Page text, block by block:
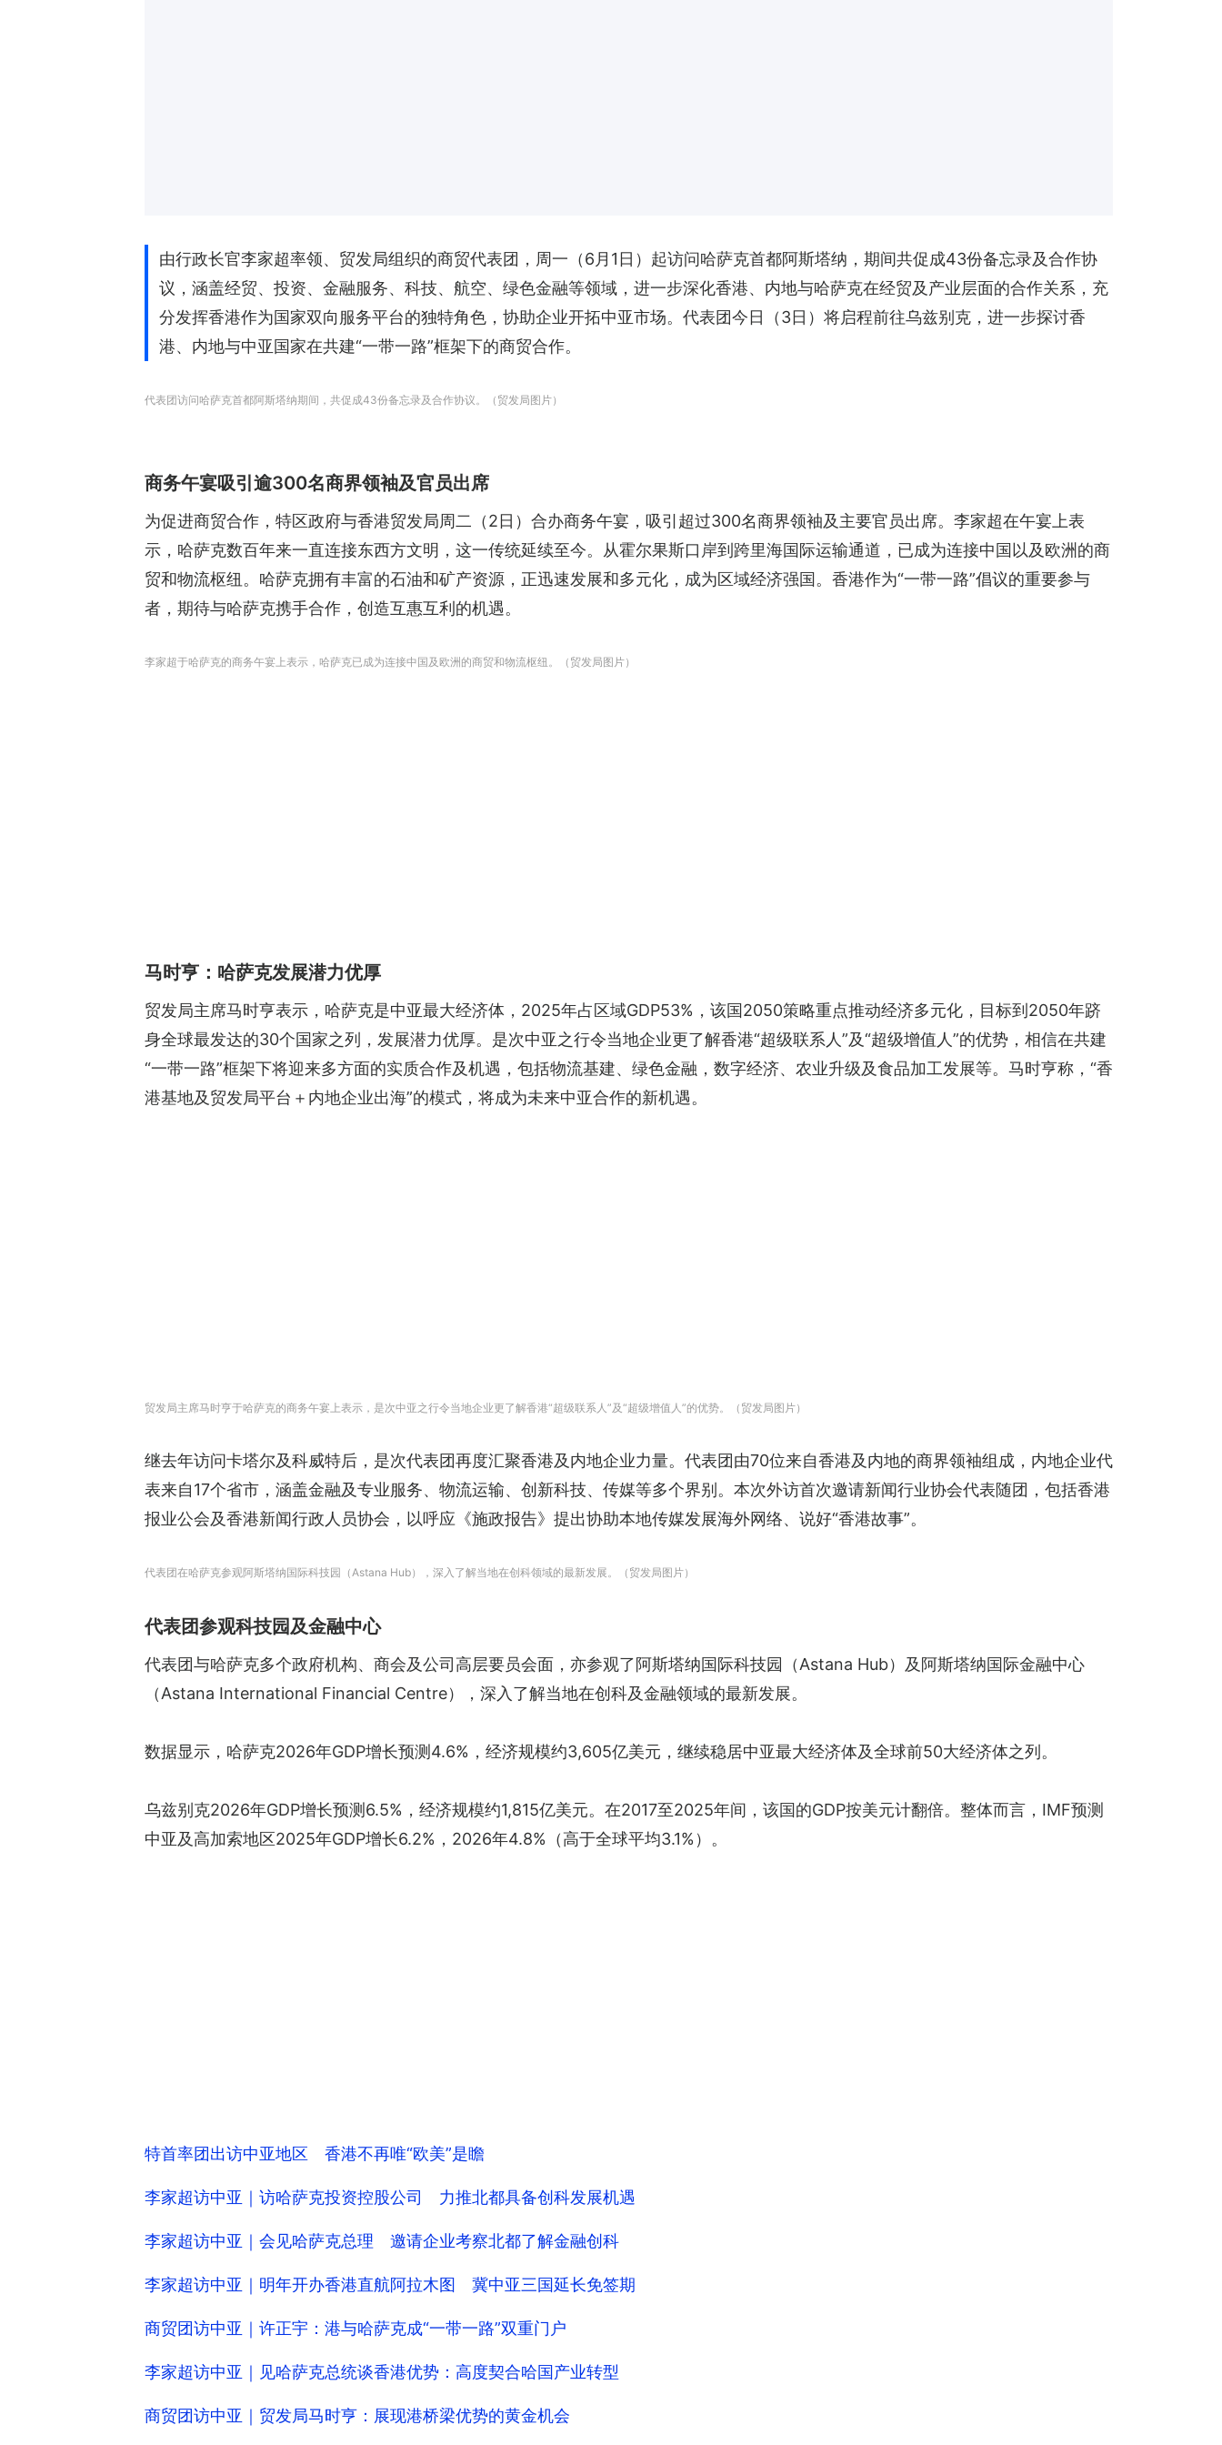
由行政长官李家超率领、贸发局组织的商贸代表团，周一（6月1日）起访问哈萨克首都阿斯塔纳，期间共促成43份备忘录及合作协
议，涵盖经贸、投资、金融服务、科技、航空、绿色金融等领域，进一步深化香港、内地与哈萨克在经贸及产业层面的合作关系，充
分发挥香港作为国家双向服务平台的独特角色，协助企业开拓中亚市场。代表团今日（3日）将启程前往乌兹别克，进一步探讨香
港、内地与中亚国家在共建“一带一路”框架下的商贸合作。
代表团访问哈萨克首都阿斯塔纳期间，共促成43份备忘录及合作协议。（贸发局图片）
商务午宴吸引逾300名商界领袖及官员出席
为促进商贸合作，特区政府与香港贸发局周二（2日）合办商务午宴，吸引超过300名商界领袖及主要官员出席。李家超在午宴上表
示，哈萨克数百年来一直连接东西方文明，这一传统延续至今。从霍尔果斯口岸到跨里海国际运输通道，已成为连接中国以及欧洲的商
贸和物流枢纽。哈萨克拥有丰富的石油和矿产资源，正迅速发展和多元化，成为区域经济强国。香港作为“一带一路”倡议的重要参与
者，期待与哈萨克携手合作，创造互惠互利的机遇。
李家超于哈萨克的商务午宴上表示，哈萨克已成为连接中国及欧洲的商贸和物流枢纽。（贸发局图片）
马时亨：哈萨克发展潜力优厚
贸发局主席马时亨表示，哈萨克是中亚最大经济体，2025年占区域GDP53%，该国2050策略重点推动经济多元化，目标到2050年跻
身全球最发达的30个国家之列，发展潜力优厚。是次中亚之行令当地企业更了解香港“超级联系人”及“超级增值人”的优势，相信在共建
“一带一路”框架下将迎来多方面的实质合作及机遇，包括物流基建、绿色金融，数字经济、农业升级及食品加工发展等。马时亨称，“香
港基地及贸发局平台＋内地企业出海”的模式，将成为未来中亚合作的新机遇。
贸发局主席马时亨于哈萨克的商务午宴上表示，是次中亚之行令当地企业更了解香港“超级联系人”及“超级增值人”的优势。（贸发局图片）
继去年访问卡塔尔及科威特后，是次代表团再度汇聚香港及内地企业力量。代表团由70位来自香港及内地的商界领袖组成，内地企业代
表来自17个省市，涵盖金融及专业服务、物流运输、创新科技、传媒等多个界别。本次外访首次邀请新闻行业协会代表随团，包括香港
报业公会及香港新闻行政人员协会，以呼应《施政报告》提出协助本地传媒发展海外网络、说好“香港故事”。
代表团在哈萨克参观阿斯塔纳国际科技园（Astana Hub），深入了解当地在创科领域的最新发展。（贸发局图片）
代表团参观科技园及金融中心
代表团与哈萨克多个政府机构、商会及公司高层要员会面，亦参观了阿斯塔纳国际科技园（Astana Hub）及阿斯塔纳国际金融中心
（Astana International Financial Centre），深入了解当地在创科及金融领域的最新发展。
数据显示，哈萨克2026年GDP增长预测4.6%，经济规模约3,605亿美元，继续稳居中亚最大经济体及全球前50大经济体之列。
乌兹别克2026年GDP增长预测6.5%，经济规模约1,815亿美元。在2017至2025年间，该国的GDP按美元计翻倍。整体而言，IMF预测
中亚及高加索地区2025年GDP增长6.2%，2026年4.8%（高于全球平均3.1%）。
特首率团出访中亚地区 香港不再唯“欧美”是瞻
李家超访中亚｜访哈萨克投资控股公司 力推北都具备创科发展机遇
李家超访中亚｜会见哈萨克总理 邀请企业考察北都了解金融创科
李家超访中亚｜明年开办香港直航阿拉木图 冀中亚三国延长免签期
商贸团访中亚｜许正宇：港与哈萨克成“一带一路”双重门户
李家超访中亚｜见哈萨克总统谈香港优势：高度契合哈国产业转型
商贸团访中亚｜贸发局马时亨：展现港桥梁优势的黄金机会